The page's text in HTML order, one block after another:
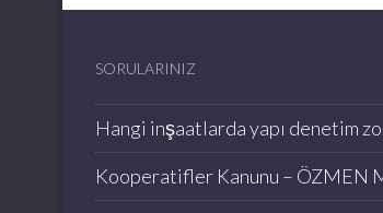
SORULARINIZ
Hangi inşaatlarda yapı denetim
Kooperatifler Kanunu – ÖZMEN